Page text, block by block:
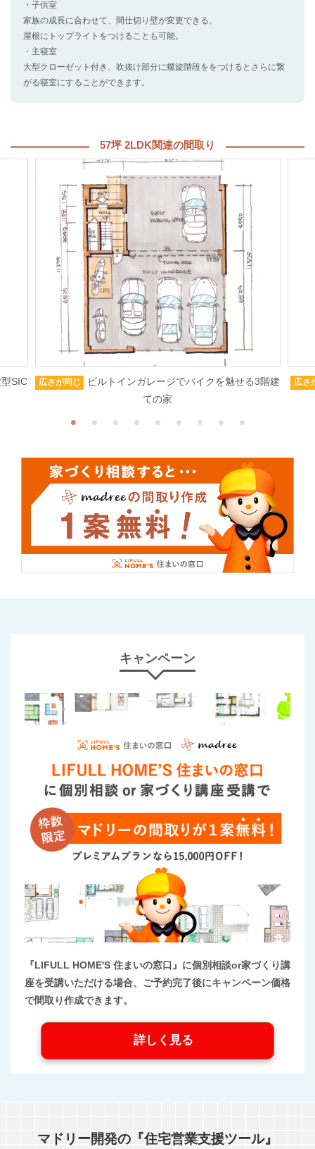
・子供室
家族の成長に合わせて、間仕切り壁が変更できる。
屋根にトップライトをつけることも可能。
・主寝室
大型クローゼット付き、吹抜け部分に螺旋階段ををつけるとさらに繋
がる寝室にすることができます。
57坪 2LDK関連の間取り
SIC 広さが同じ
ビルトインガレージでバイクを魅せる3階建
ての家
広さ
キャンペーン
『LIFULL HOME'S 住まいの窓口』に個別相談or家づくり講
座を受講いただける場合、ご予約完了後にキャンペーン価格
で間取り作成できます。
詳しく見る
マドリー開発の『住宅営業支援ツール』